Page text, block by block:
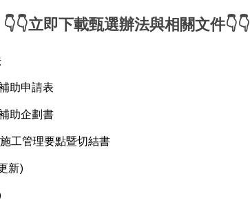
👇👇立即下載甄選辦法與相關文件👇👇
助申請表
助企劃書
工管理要點暨切結書
新)